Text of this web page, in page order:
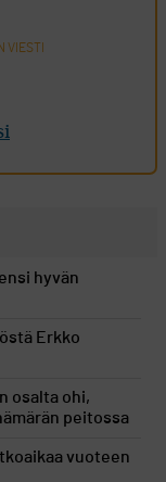
VIESTI
hyvän
Erkko
osalta ohi,
peitossa
vuoteen